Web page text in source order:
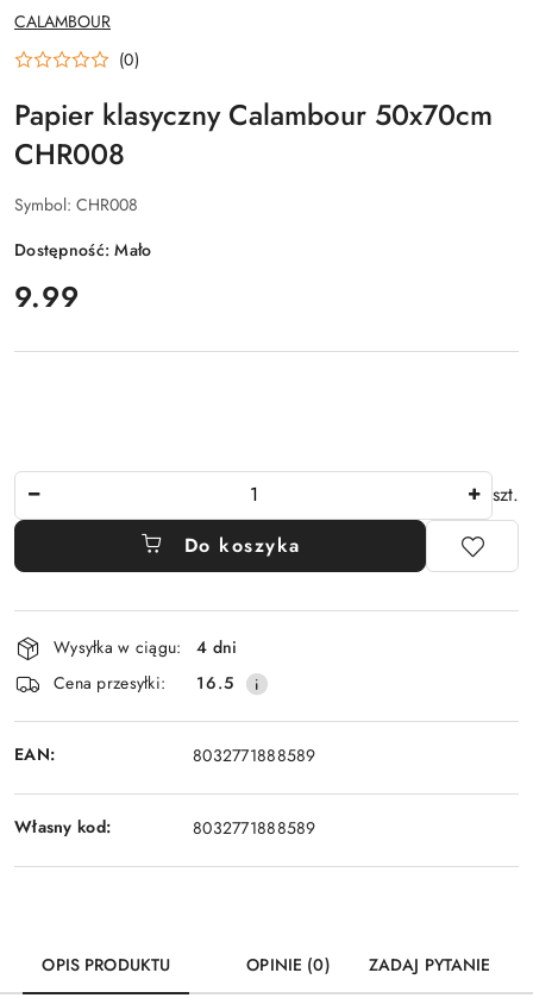
NAZWA
PRODUCENTA:
CALAMBOUR
(0)
Papier klasyczny Calambour 50x70cm
CHR008
Symbol: CHR008
Dostępność:Mało
cena:
9.99
szt.
Do koszyka
Dostępność
i
dostawa
Wysyłka w ciągu:
4 dni
Cena przesyłki:
16.5
EAN: 8032771888589
Własny kod: 8032771888589
OPIS PRODUKTU OPINIE (0) ZADAJ PYTANIE